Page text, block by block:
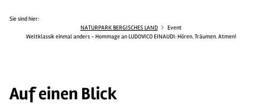
Sie sind hier:
NATURPARK BERGISCHES LAND
Event
Weltklassik einmal anders - Hommage an LUDOVICO EINAUDI: Hören. Träumen. Atmen!
Auf einen Blick